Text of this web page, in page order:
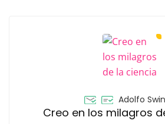
Adolfo
Creo en los milagros